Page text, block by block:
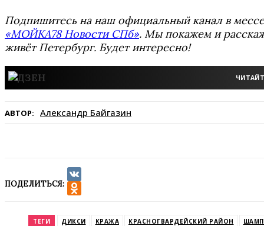
Подпишитесь на наш официальный канал в
«МОЙКА78 Новости СПб». Мы покажем и
живёт Петербург. Будет интересно!
АВТОР: Александр Байгазин
ПОДЕЛИТЬСЯ:
VK
ТЕГИ ДИКСИ КРАЖА КРАСНОГВАРДЕЙСКИЙ РАЙОН